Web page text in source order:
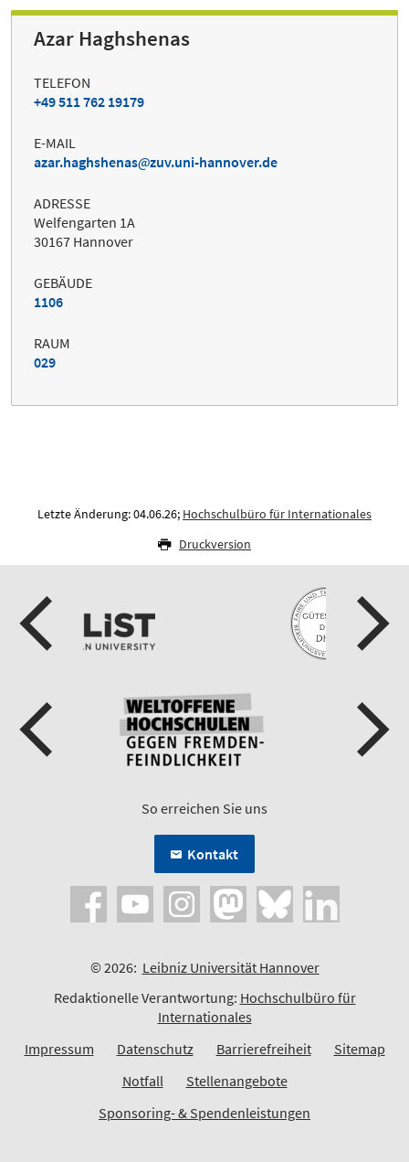
Azar Haghshenas
TELEFON
+49 511 762 19179
E-MAIL
azar.haghshenas
zuv.uni-hannover.de
ADRESSE
Welfengarten 1A
30167 Hannover
GEBÄUDE
1106
RAUM
029
Letzte Änderung: 04.06.26; Hochschulbüro für Internationales
Druckversion
So erreichen Sie uns
Kontakt
© 2026: Leibniz Universität Hannover
Redaktionelle Verantwortung: Hochschulbüro für
Internationales
Impressum
Datenschutz Barrierefreiheit
Sitemap
Notfall
Stellenangebote
Sponsoring- & Spendenleistungen